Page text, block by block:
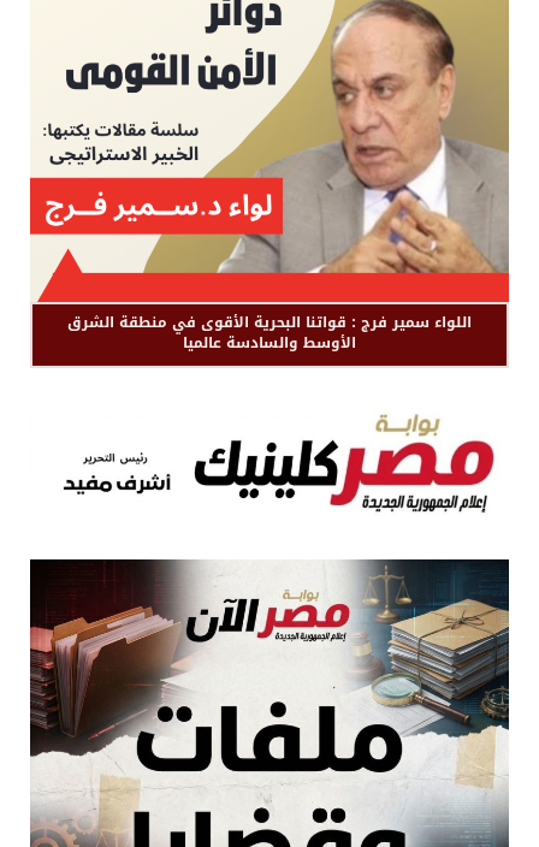
اللواء سمير فرج : قواتنا البحرية الأقوى في منطقة الشرق
الأوسط والسادسة عالميا